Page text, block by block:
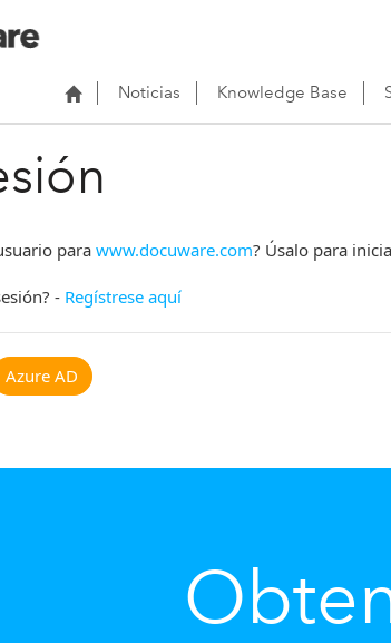
Noticias Knowledge Base
para www.docuware.com? Úsalo para
- Regístrese aquí
Azure AD